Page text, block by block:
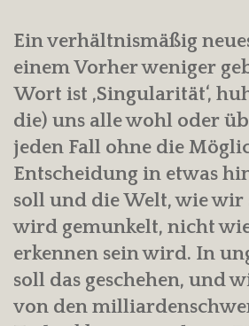
Ein verhältnismäßig
einem Vorher weniger
Wort ist ‚Singularität‘,
die) uns alle wohl oder
jeden Fall ohne die
Entscheidung in etwas
soll und die Welt, wie wir
wird gemunkelt, nicht
erkennen sein wird. In
soll das geschehen, und
von den